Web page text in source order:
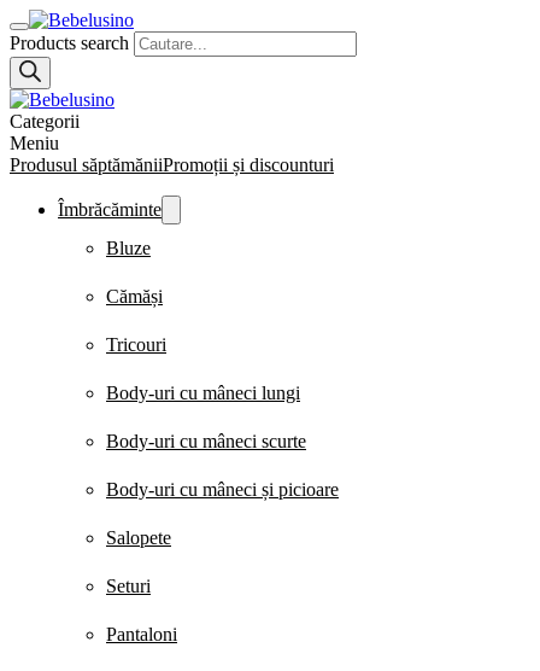
Products search
Categorii
Meniu
Produsul săptămăniiPromoții și discounturi
Îmbrăcăminte
Bluze
Cămăși
Tricouri
Body-uri cu mâneci lungi
Body-uri cu mâneci scurte
Body-uri cu mâneci și picioare
Salopete
Seturi
Pantaloni